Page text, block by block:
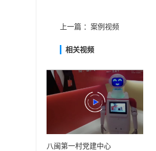
上一篇 ： 案例视频
相关视频
八闽第一村党建中心